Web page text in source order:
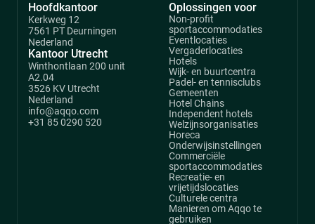
Hoofdkantoor
Kerkweg 12
7561 PT Deurningen
Nederland
Kantoor Utrecht
Winthontlaan 200 unit
A2.04
3526 KV Utrecht
Nederland
info@aqqo.com
+31 85 0290 520
Oplossingen voor
Non-profit
sportaccommodaties
Eventlocaties
Vergaderlocaties
Hotels
Wijk- en buurtcentra
Padel- en tennisclubs
Gemeenten
Hotel Chains
Independent hotels
Welzijnsorganisaties
Horeca
Onderwijsinstellingen
Commerciële
sportaccommodaties
Recreatie- en
vrijetijdslocaties
Culturele centra
Manieren om Aqqo te
gebruiken